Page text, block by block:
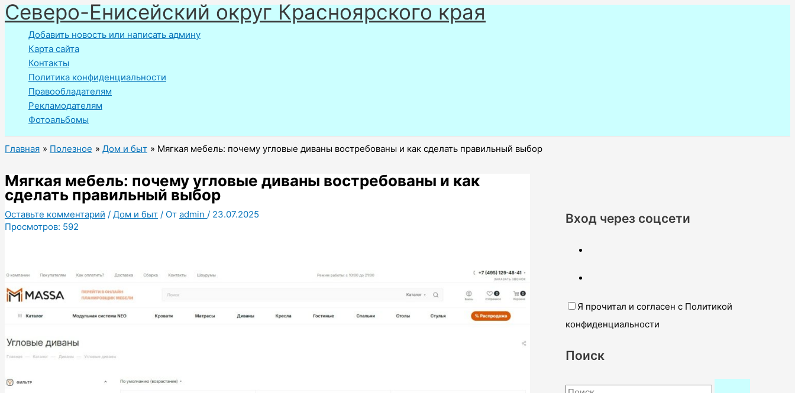
Перейти
к
содержимому
Северо-Енисейский округ Красноярского края
Добавить новость или написать админу
Карта сайта
Контакты
Политика конфиденциальности
Правообладателям
Рекламодателям
Фотоальбомы
Главная Полезное Дом и быт Мягкая мебель: почему угловые диваны востребованы и как сделать правильный выбор
Мягкая мебель: почему угловые диваны востребованы и как
сделать правильный выбор
Оставьте комментарий / Дом и быт / От admin / 23.07.2025
Просмотров: 592
Вход через соцсети
Я прочитал и согласен с Политикой
конфиденциальности
Поиск
П